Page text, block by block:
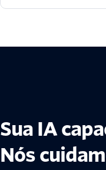
Sua IA
Nós